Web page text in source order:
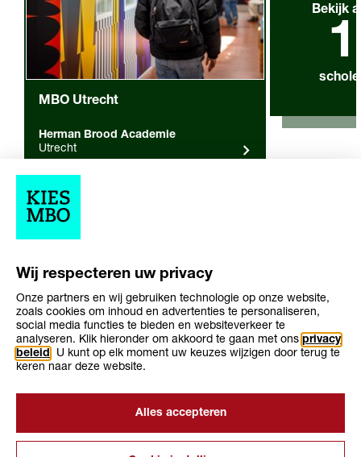
MBO Utrecht
Herman Brood Academie
Utrecht
Bekijk
1
geen overige resultaten gevonden
Contact
Wij respecteren uw privacy
Onze partners en wij gebruiken technologie op onze website,
zoals cookies om inhoud en advertenties te personaliseren,
social media functies te bieden en websiteverkeer te
analyseren. Klik hieronder om akkoord te gaan met ons privacy
beleid . U kunt op elk moment uw keuzes wijzigen door terug te
keren naar deze website.
Alles accepteren